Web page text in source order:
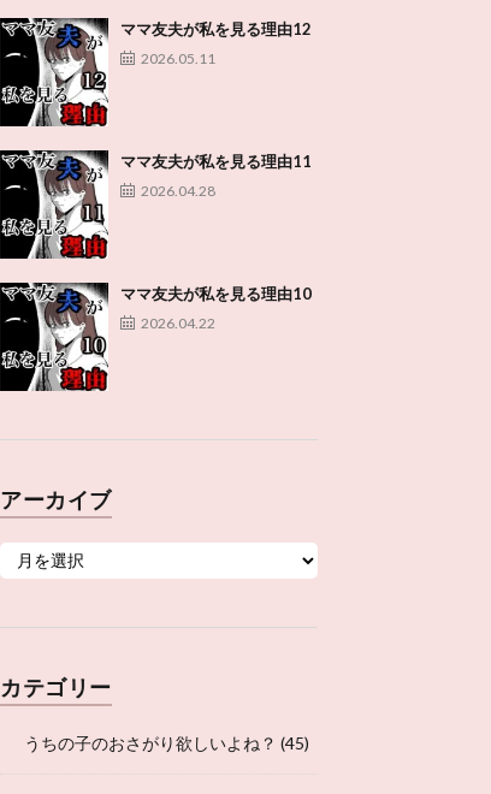
ママ友夫が私を見る理由12
2026.05.11
ママ友夫が私を見る理由11
2026.04.28
ママ友夫が私を見る理由10
2026.04.22
アーカイブ
カテゴリー
うちの子のおさがり欲しいよね？ (45)